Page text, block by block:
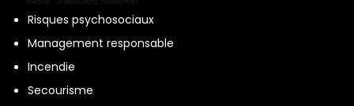
Risques psychosociaux
Management responsable
Incendie
Secourisme